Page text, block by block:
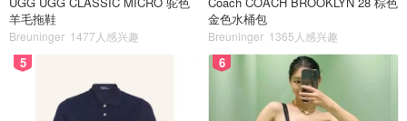
羊毛拖鞋
Breuninger 1477人感兴趣
金色水桶包
Breuninger 1365人感兴趣
5 6